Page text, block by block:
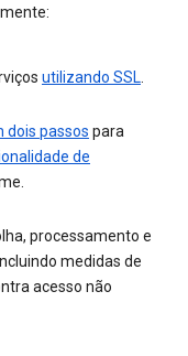
utilizando SSL.
dois passos para
de
processamento e
medidas de
acesso não